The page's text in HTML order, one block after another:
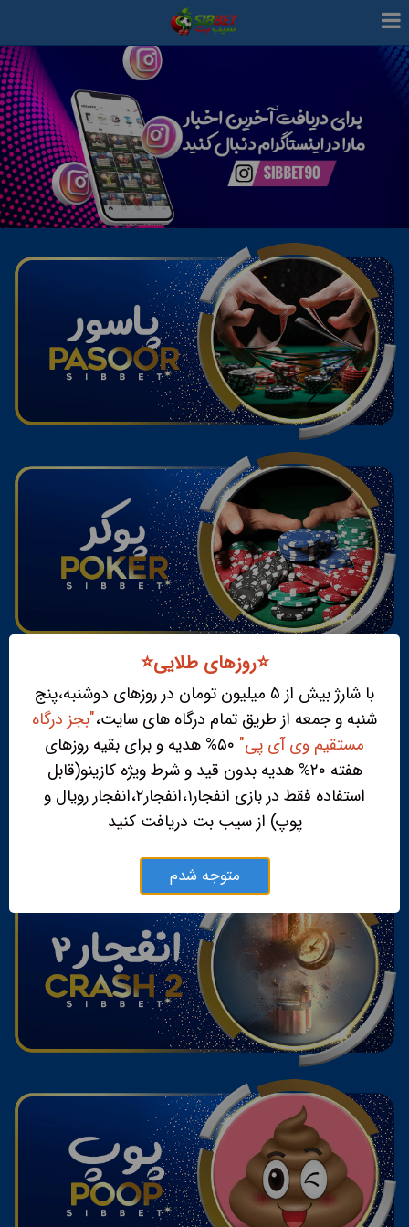
⭐️روزهای طلایی⭐️
با شارژ بیش از ۵ میلیون تومان در روزهای دوشنبه،پنج
شنبه و جمعه از طریق تمام درگاه های سایت،"بجز درگاه
مستقیم وی آی پی"
۵۰% هدیه و برای بقیه روزهای
هفته ۲۰% هدیه بدون قید و شرط ویژه کازینو(قابل
استفاده فقط در بازی انفجار۱،انفجار۲،انفجار رویال و
پوپ) از سیب بت دریافت کنید
متوجه شدم